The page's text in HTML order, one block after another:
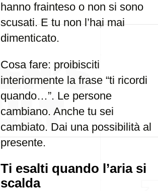
hanno frainteso o non si sono
scusati. E tu non l’hai mai
dimenticato.
Cosa fare: proibisciti
interiormente la frase “ti ricordi
quando…”. Le persone
cambiano. Anche tu sei
cambiato. Dai una possibilità al
presente.
Ti esalti quando l’aria si
scalda